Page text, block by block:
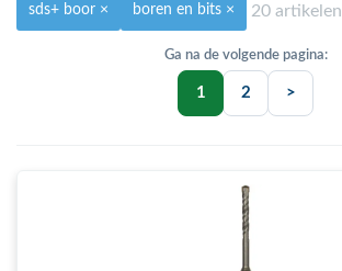
(Sanitair)
(Verwarming, kachels & ketels)
(Zonneboilersets & onderdelen)
sds+ boor × boren en bits × 20 artikelen
1 2 >